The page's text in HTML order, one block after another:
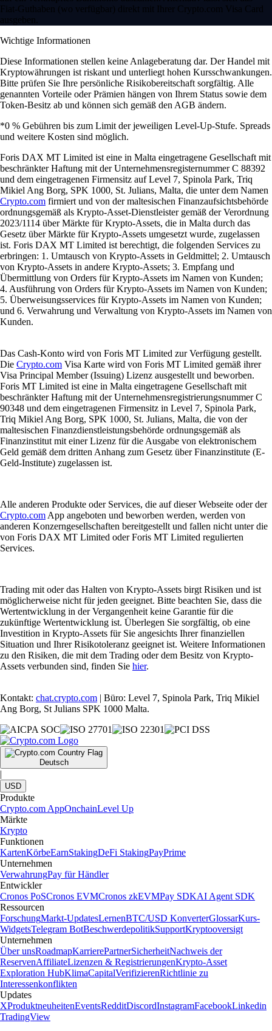
Fiat-Guthaben (wo verfügbar) direkt mit Ihrer Crypto.com Visa Card
ausgeben.
Wichtige Informationen
Diese Informationen stellen keine Anlageberatung dar. Der Handel mit
Kryptowährungen ist riskant und unterliegt hohen Kursschwankungen.
Bitte prüfen Sie Ihre persönliche Risikobereitschaft sorgfältig. Alle
genannten Vorteile oder Prämien hängen von Ihrem Status sowie dem
Token-Besitz ab und können sich gemäß den AGB ändern.
*0 % Gebühren bis zum Limit der jeweiligen Level-Up-Stufe. Spreads
und weitere Kosten sind möglich.
Foris DAX MT Limited ist eine in Malta eingetragene Gesellschaft mit
beschränkter Haftung mit der Unternehmensregisternummer C 88392
und dem eingetragenen Firmensitz auf Level 7, Spinola Park, Triq
Mikiel Ang Borg, SPK 1000, St. Julians, Malta, die unter dem Namen
Crypto.com firmiert und von der maltesischen Finanzaufsichtsbehörde
ordnungsgemäß als Krypto-Asset-Dienstleister gemäß der Verordnung
2023/1114 über Märkte für Krypto-Assets, die in Malta durch das
Gesetz über Märkte für Krypto-Assets umgesetzt wurde, zugelassen
ist. Foris DAX MT Limited ist berechtigt, die folgenden Services zu
erbringen: 1. Umtausch von Krypto-Assets in Geldmittel; 2. Umtausch
von Krypto-Assets in andere Krypto-Assets; 3. Empfang und
Übermittlung von Orders für Krypto-Assets im Namen von Kunden;
4. Ausführung von Orders für Krypto-Assets im Namen von Kunden;
5. Überweisungsservices für Krypto-Assets im Namen von Kunden;
und 6. Verwahrung und Verwaltung von Krypto-Assets im Namen von
Kunden.
Das Cash-Konto wird von Foris MT Limited zur Verfügung gestellt.
Die Crypto.com Visa Karte wird von Foris MT Limited gemäß ihrer
Visa Principal Member (Issuing) Lizenz ausgestellt und beworben.
Foris MT Limited ist eine in Malta eingetragene Gesellschaft mit
beschränkter Haftung mit der Unternehmensregistrierungsnummer C
90348 und dem eingetragenen Firmensitz in Level 7, Spinola Park,
Triq Mikiel Ang Borg, SPK 1000, St. Julians, Malta, die von der
maltesischen Finanzdienstleistungsbehörde ordnungsgemäß als
Finanzinstitut mit einer Lizenz für die Ausgabe von elektronischem
Geld gemäß dem dritten Anhang zum Gesetz über Finanzinstitute (E-
Geld-Institute) zugelassen ist.
Alle anderen Produkte oder Services, die auf dieser Webseite oder der
Crypto.com App angeboten und beworben werden, werden von
anderen Konzerngesellschaften bereitgestellt und fallen nicht unter die
von Foris DAX MT Limited oder Foris MT Limited regulierten
Services.
Trading mit oder das Halten von Krypto-Assets birgt Risiken und ist
möglicherweise nicht für jeden geeignet. Bitte beachten Sie, dass die
Wertentwicklung in der Vergangenheit keine Garantie für die
zukünftige Wertentwicklung ist. Überlegen Sie sorgfältig, ob eine
Investition in Krypto-Assets für Sie angesichts Ihrer finanziellen
Situation und Ihrer Risikotoleranz geeignet ist. Weitere Informationen
zu den Risiken, die mit dem Trading oder dem Besitz von Krypto-
Assets verbunden sind, finden Sie hier.
Kontakt: chat.crypto.com | Büro: Level 7, Spinola Park, Triq Mikiel
Ang Borg, St Julians SPK 1000 Malta.
Deutsch
|
USD
Produkte
Crypto.com AppOnchainLevel Up
Märkte
Krypto
Funktionen
KartenKörbeEarnStakingDeFi StakingPayPrime
Unternehmen
VerwahrungPay für Händler
Entwickler
Cronos PoSCronos EVMCronos zkEVMPay SDKAI Agent SDK
Ressourcen
ForschungMarkt-UpdatesLernenBTC/USD KonverterGlossarKurs-
WidgetsTelegram BotBeschwerdepolitikSupportKryptooversigt
Unternehmen
Über unsRoadmapKarrierePartnerSicherheitNachweis der
ReservenAffiliateLizenzen & RegistrierungenKrypto-Asset
Exploration HubKlimaCapitalVerifizierenRichtlinie zu
Interessenkonflikten
Updates
XProduktneuheitenEventsRedditDiscordInstagramFacebookLinkedin
TradingView